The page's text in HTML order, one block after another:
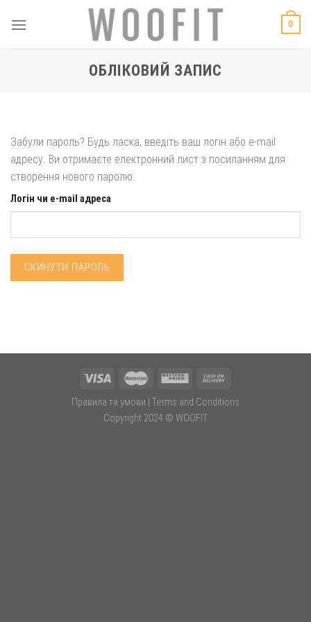
0
ОБЛІКОВИЙ ЗАПИС
Забули пароль? Будь ласка, введіть ваш логін або e-mail
адресу. Ви отримаєте електронний лист з посиланням для
створення нового паролю.
Логін чи e-mail адреса
СКИНУТИ ПАРОЛЬ
Правила та умови
Terms and Conditions
Copyright 2024 © WOOFIT